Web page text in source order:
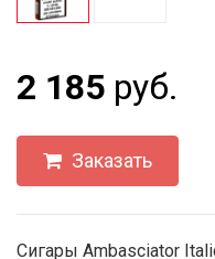
2 185 руб.
Заказать
Сигары Ambasciator